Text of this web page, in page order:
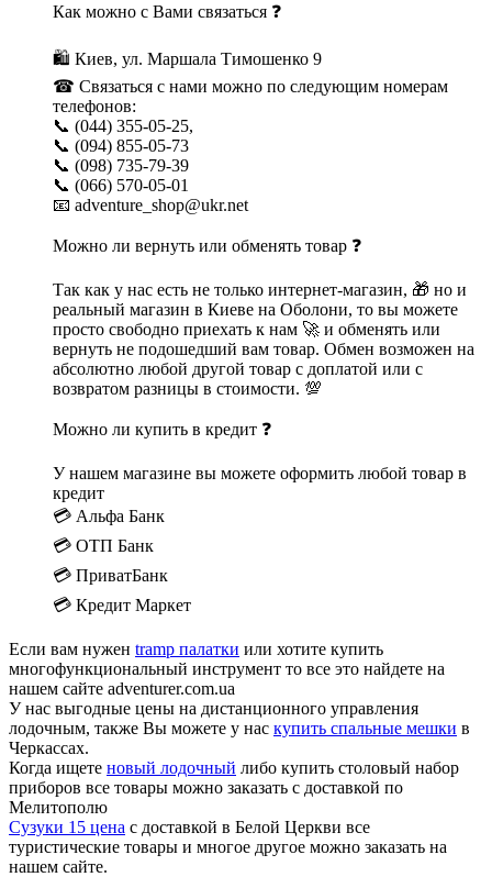
Как можно с Вами связаться ❓
🛍 Киев, ул. Маршала Тимошенко 9
☎ Связаться с нами можно по следующим номерам
телефонов:
📞 (044) 355-05-25,
📞 (094) 855-05-73
📞 (098) 735-79-39
📞 (066) 570-05-01
📧 adventure_shop@ukr.net
Можно ли вернуть или обменять товар ❓
Так как у нас есть не только интернет-магазин, 🎁 но и
реальный магазин в Киеве на Оболони, то вы можете
просто свободно приехать к нам 🚀 и обменять или
вернуть не подошедший вам товар. Обмен возможен на
абсолютно любой другой товар с доплатой или с
возвратом разницы в стоимости. 💯
Можно ли купить в кредит ❓
У нашем магазине вы можете оформить любой товар в
кредит
💳 Альфа Банк
💳 ОТП Банк
💳 ПриватБанк
💳 Кредит Маркет
Если вам нужен tramp палатки или хотите купить
многофункциональный инструмент то все это найдете на
нашем сайте adventurer.com.ua
У нас выгодные цены на дистанционного управления
лодочным, также Вы можете у нас купить спальные мешки в
Черкассах.
Когда ищете новый лодочный либо купить столовый набор
приборов все товары можно заказать с доставкой по
Мелитополю
Сузуки 15 цена с доставкой в Белой Церкви все
туристические товары и многое другое можно заказать на
нашем сайте.